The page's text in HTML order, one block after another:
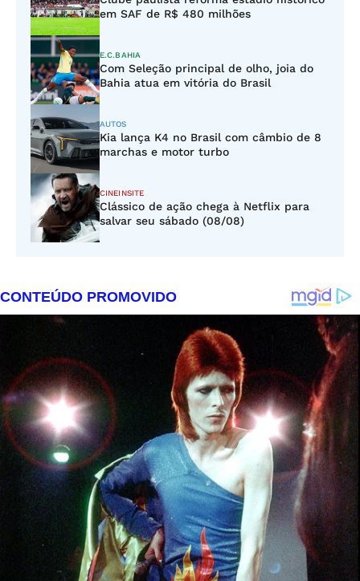
em SAF de R$ 480 milhões
E.C.BAHIA
Com Seleção principal de olho, joia do
Bahia atua em vitória do Brasil
AUTOS
Kia lança K4 no Brasil com câmbio de 8
marchas e motor turbo
CINEINSITE
Clássico de ação chega à Netflix para
salvar seu sábado (08/08)